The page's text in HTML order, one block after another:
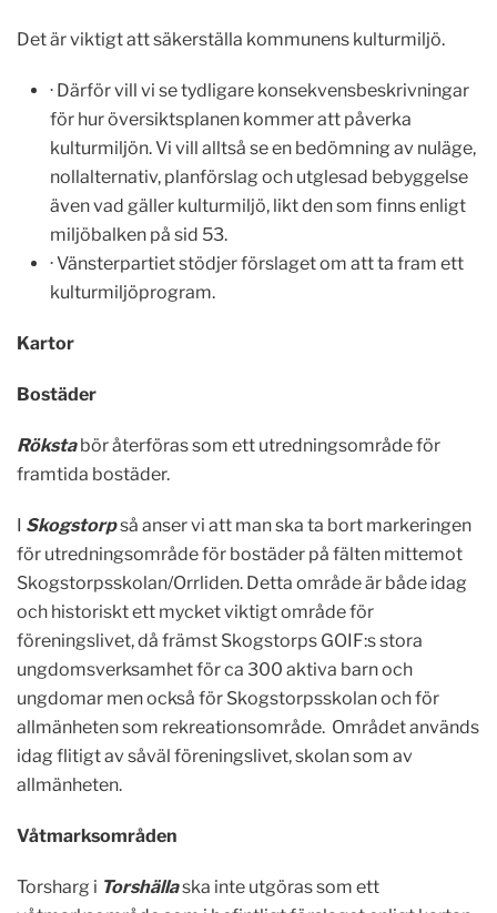
Det är viktigt att säkerställa kommunens kulturmiljö.
· Därför vill vi se tydligare konsekvensbeskrivningar
för hur översiktsplanen kommer att påverka
kulturmiljön. Vi vill alltså se en bedömning av nuläge,
nollalternativ, planförslag och utglesad bebyggelse
även vad gäller kulturmiljö, likt den som finns enligt
miljöbalken på sid 53.
· Vänsterpartiet stödjer förslaget om att ta fram ett
kulturmiljöprogram.
Kartor
Bostäder
Rökstabör återföras som ett utredningsområde för
framtida bostäder.
I Skogstorpså anser vi att man ska ta bort markeringen
för utredningsområde för bostäder på fälten mittemot
Skogstorpsskolan/Orrliden. Detta område är både idag
och historiskt ett mycket viktigt område för
föreningslivet, då främst Skogstorps GOIF:s stora
ungdomsverksamhet för ca 300 aktiva barn och
ungdomar men också för Skogstorpsskolan och för
allmänheten som rekreationsområde. Området används
idag flitigt av såväl föreningslivet, skolan som av
allmänheten.
Våtmarksområden
Torsharg i Torshällaska inte utgöras som ett